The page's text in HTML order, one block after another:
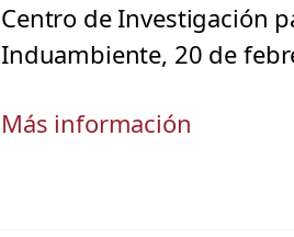
Centro de Investigación
Induambiente, 20 de
Más información